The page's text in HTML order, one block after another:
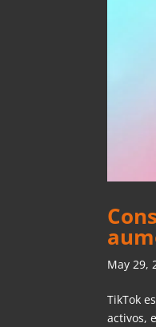
May 29,
TikTok
activos,